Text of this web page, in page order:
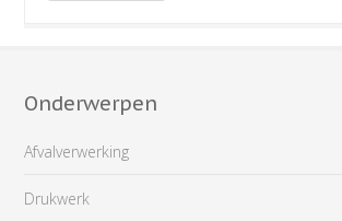
Onderwerpen
Afvalverwerking
Drukwerk